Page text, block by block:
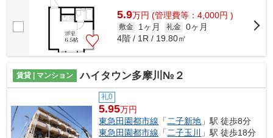
5.9万円 (管理費等：4,000円 )
敷金 1ヶ月 礼金 0ヶ月
4階 / 1R / 19.80㎡
賃貸 | マンション ハイタウン多摩川№２
礼0
5.95万円
東急田園都市線 「 二子新地 」駅 徒歩8分
東急田園都市線 「 二子玉川
」駅 徒歩18分